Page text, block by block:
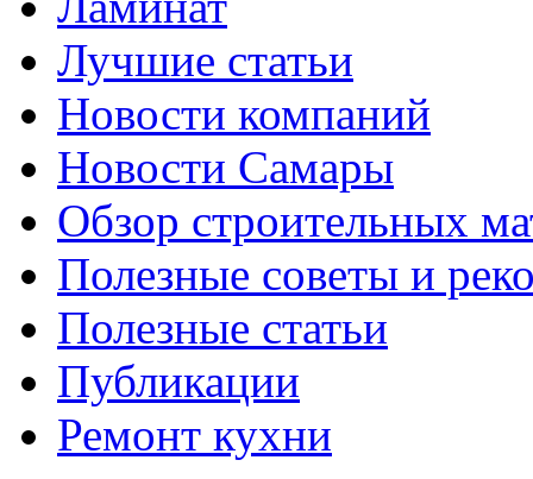
Лучшие статьи
Новости компаний
Новости Самары
Обзор строительных
Полезные советы и
Полезные статьи
Публикации
Ремонт кухни